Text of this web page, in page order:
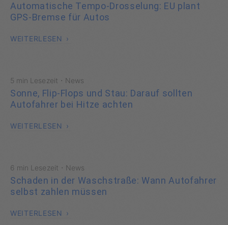
Automatische Tempo-Drosselung: EU plant
GPS-Bremse für Autos
WEITERLESEN
5 min Lesezeit · News
Sonne, Flip-Flops und Stau: Darauf sollten
Autofahrer bei Hitze achten
WEITERLESEN
6 min Lesezeit · News
Schaden in der Waschstraße: Wann Autofahrer
selbst zahlen müssen
WEITERLESEN